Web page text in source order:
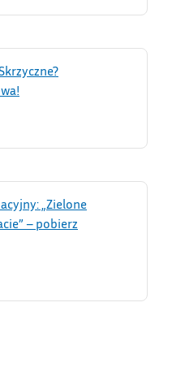
„Zielone
– pobierz